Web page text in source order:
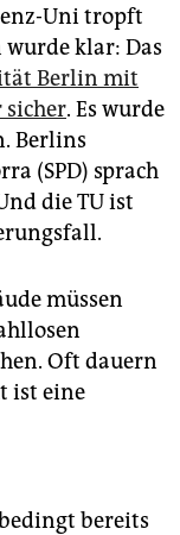
Uni tropft
wurde klar: Das
Berlin mit
. Es wurde
Berlins
(SPD) sprach
die TU ist
müssen
Oft dauern
ist eine
bereits